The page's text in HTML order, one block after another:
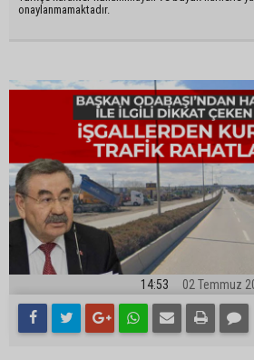
onaylanmamaktadır.
14:53 02 Temmuz